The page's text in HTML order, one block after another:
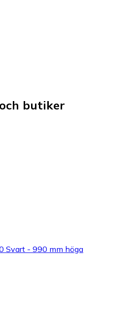
butiker
Svart - 990 mm höga